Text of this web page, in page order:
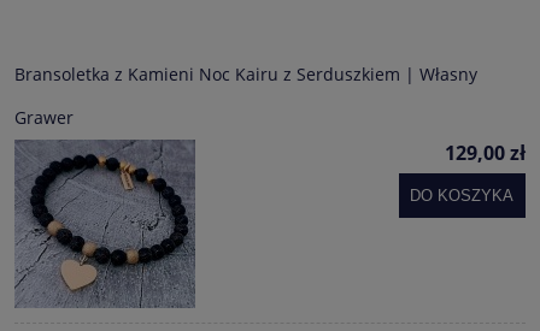
Bransoletka z Kamieni Noc Kairu z Serduszkiem | Własny
Grawer
129,00 zł
DO KOSZYKA